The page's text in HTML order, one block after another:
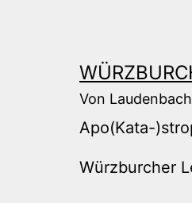
Von
Apo(Kata-
Würzburcher